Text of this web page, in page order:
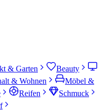
& Garten
Beauty
& Wohnen
Möbel &
Reifen
Schmuck